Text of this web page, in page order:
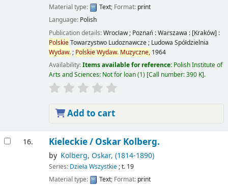
Material type:
Text; Format: print
Language: Polish
Publication details:Wrocław ; Poznań : Warszawa : [Kraków] :
PolskieTowarzystwo Ludoznawcze ; Ludowa Spółdzielnia
Wydaw.; PolskieWydaw. Muzyczne, 1964
Availability:Items available for reference: Polish Institute of
Arts and Sciences: Not for loan(1) Call number:390 K .
Add to cart
16. Kieleckie / Oskar Kolberg.
by Kolberg, Oskar, (1814-1890)
Series: Dzieła Wszystkie; t. 19
Material type:
Text; Format: print